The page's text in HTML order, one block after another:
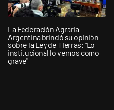
La Federación Agraria
Argentina brindó su opinión
sobre la Ley de Tierras: "Lo
institucional lo vemos como
grave"